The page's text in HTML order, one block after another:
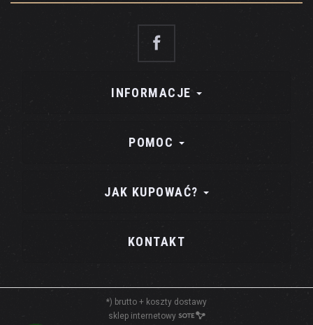
INFORMACJE
POMOC
JAK KUPOWAĆ?
KONTAKT
*) brutto + koszty dostawy
sklep internetowy